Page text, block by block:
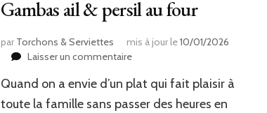
Gambas ail & persil au four
par Torchons & Serviettes mis à jour le10/01/2026
Laisser un commentairesur
ail
&
Quand on a envie d’un plat qui fait plaisir à
toute la famille sans passer des heures en